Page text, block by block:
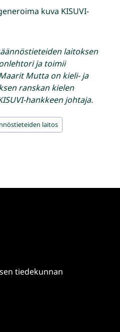
kuva KISUVI-
laitoksen
ja toimii
Mutta on kieli- ja
ranskan kielen
hankkeen johtaja.
laitos
tiedekunnan